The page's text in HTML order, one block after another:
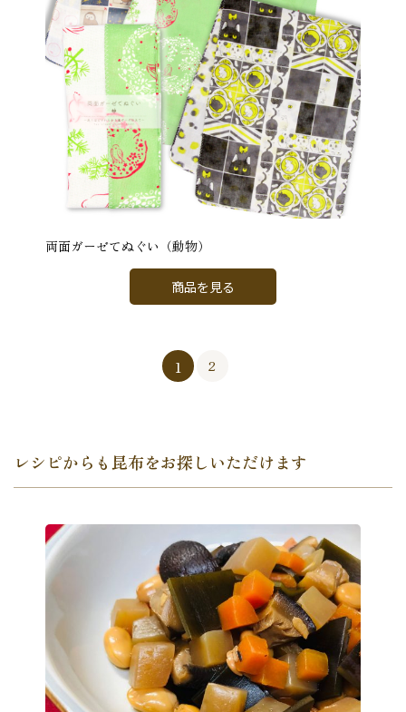
両面ガーゼてぬぐい（動物）
商品を見る
1 2
レシピからも昆布をお探しいただけます